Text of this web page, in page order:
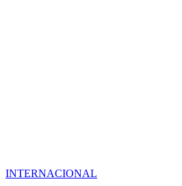
INTERNACIONAL